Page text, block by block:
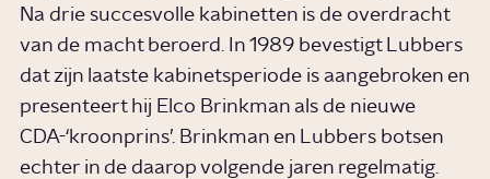
Na drie succesvolle kabinetten is de overdracht
van de macht beroerd. In 1989 bevestigt Lubbers
dat zijn laatste kabinetsperiode is aangebroken en
presenteert hij Elco Brinkman als de nieuwe
CDA-‘kroonprins’. Brinkman en Lubbers botsen
echter in de daarop volgende jaren regelmatig.